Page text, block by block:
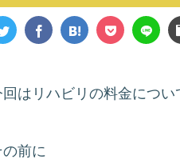
回はリハビリの料金につい
の前に